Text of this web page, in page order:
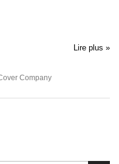
Lire plus »
Company